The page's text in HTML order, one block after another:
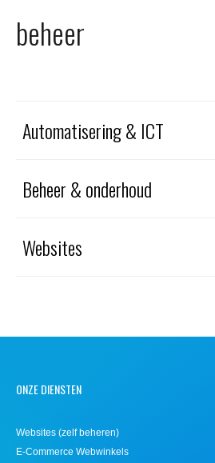
Domeinnaam registreren
beheer
Automatisering & ICT
Beheer & onderhoud
Websites
ONZE DIENSTEN
Websites (zelf beheren)
E-Commerce Webwinkels